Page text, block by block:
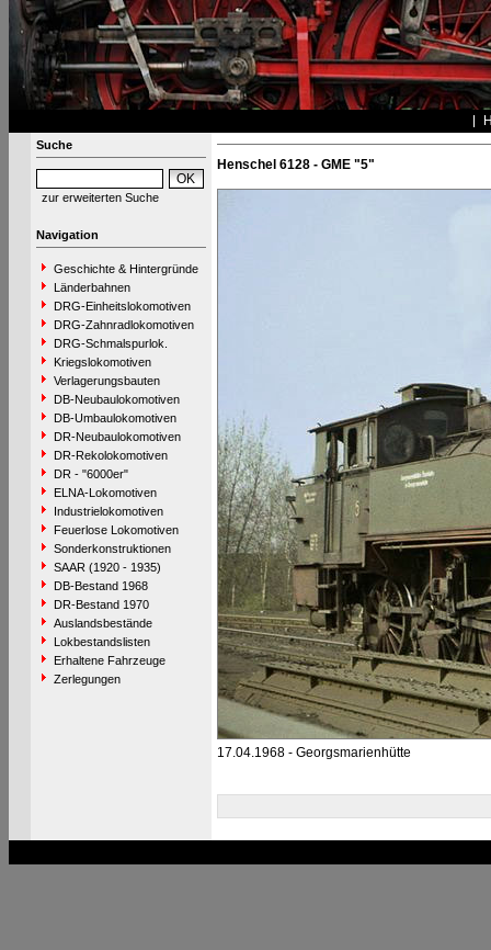
Suche
zur erweiterten Suche
Navigation
Geschichte & Hintergründe
Länderbahnen
DRG-Einheitslokomotiven
DRG-Zahnradlokomotiven
DRG-Schmalspurlok.
Kriegslokomotiven
Verlagerungsbauten
DB-Neubaulokomotiven
DB-Umbaulokomotiven
DR-Neubaulokomotiven
DR-Rekolokomotiven
DR - "6000er"
ELNA-Lokomotiven
Industrielokomotiven
Feuerlose Lokomotiven
Sonderkonstruktionen
SAAR (1920 - 1935)
DB-Bestand 1968
DR-Bestand 1970
Auslandsbestände
Lokbestandslisten
Erhaltene Fahrzeuge
Zerlegungen
Henschel 6128 - GME "5"
17.04.1968 - Georgsmarienhütte